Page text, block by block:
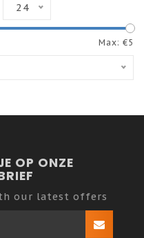
24
Max: €5
OP ONZE
our latest offers